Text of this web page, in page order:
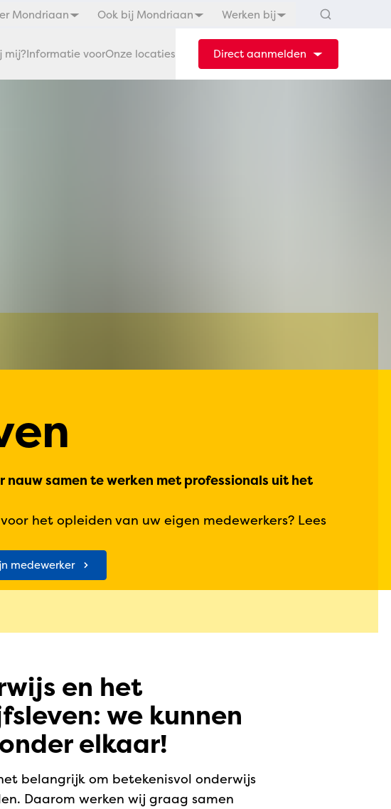
Mondriaan Ook bij Mondriaan Werken bij
mij?Informatie voorOnze locaties Direct aanmelden
samen te werken met professionals uit het
het opleiden van uw eigen medewerkers? Lees
medewerker
en het
we kunnen
elkaar!
belangrijk om betekenisvol onderwijs
Daarom werken wij graag samen